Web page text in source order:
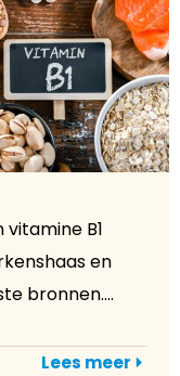
B1
en
bronnen....
Lees meer